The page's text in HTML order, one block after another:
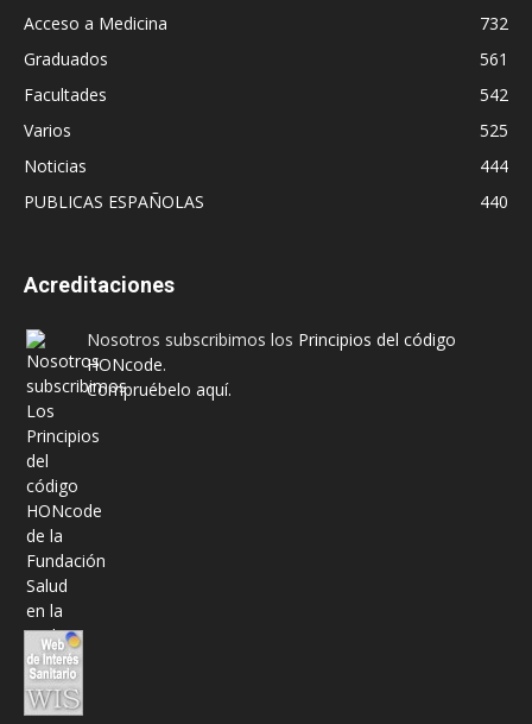
Acceso a Medicina
732
Graduados
561
Facultades
542
Varios
525
Noticias
444
PUBLICAS ESPAÑOLAS
440
Acreditaciones
Nosotros subscribimos los Principios del código
HONcode.
Compruébelo aquí.